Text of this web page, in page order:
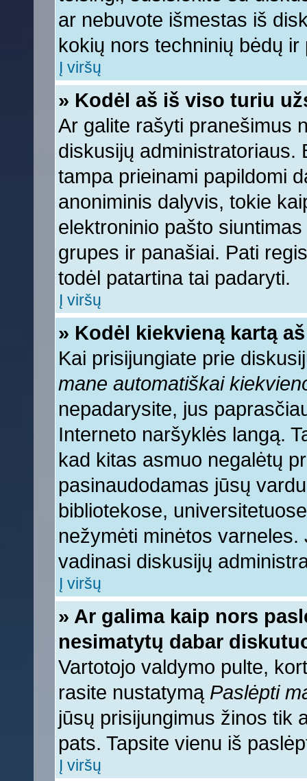
ar nebuvote išmestas iš
kokių nors techninių bėdų
Į viršų
» Kodėl aš iš viso turiu
Ar galite rašyti pranešimus
diskusijų administratoriaus.
tampa prieinami papildomi
anoniminis dalyvis, tokie
elektroninio pašto
grupes ir panašiai. Pati
todėl patartina tai padaryti.
Į viršų
» Kodėl kiekvieną kartą
Kai prisijungiate prie
mane automatiškai
nepadarysite, jus
Interneto naršyklės langą.
kad kitas asmuo negalėtų
pasinaudodamas jūsų
bibliotekose,
nežymėti minėtos
vadinasi diskusijų
Į viršų
» Ar galima kaip nors
nesimatytų dabar
Vartotojo valdymo pulte,
rasite nustatymą Paslėpti
jūsų prisijungimus žinos tik
pats. Tapsite vienu iš
Į viršų